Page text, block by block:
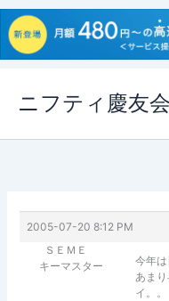
ス
ニフティ慶友会
2005-07-20 8:12 PM
ＳＥＭＥ
キーマスター
今年
あま
イ。。